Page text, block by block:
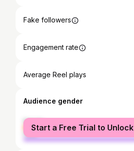
Fake followers
Engagement rate
Average Reel plays
Audience gender
female
male
Start a Free Trial to Unlock